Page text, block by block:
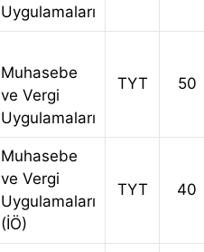
Uygulamaları
Muhasebe
ve Vergi
Uygulamaları
TYT 50
Muhasebe
ve Vergi
Uygulamaları
(İÖ)
TYT 40